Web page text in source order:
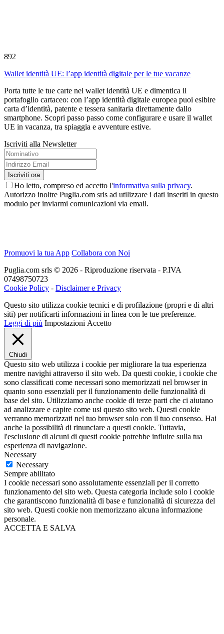
892
Wallet identità UE: l’app identità digitale per le tue vacanze
Porta tutte le tue carte nel wallet identità UE e dimentica il
portafoglio cartaceo: con l’app identità digitale europea puoi esibire
carta d’identità, patente e tessera sanitaria direttamente dallo
smartphone. Scopri passo passo come configurare e usare il wallet
UE in vacanza, tra spiaggia e avventure estive.
Iscriviti alla Newsletter
Ho letto, compreso ed accetto l'informativa sulla privacy.
Autorizzo inoltre Puglia.com srls ad utilizzare i dati inseriti in questo
modulo per inviarmi comunicazioni via email.
Promuovi la tua App Collabora con Noi
Puglia.com srls © 2026 - Riproduzione riservata - P.IVA
07498750723
Cookie Policy - Disclaimer e Privacy
Questo sito utilizza cookie tecnici e di profilazione (propri e di altri
siti) per notificarti informazioni in linea con le tue preferenze.
Leggi di più Impostazioni Accetto
Chiudi
Questo sito web utilizza i cookie per migliorare la tua esperienza
mentre navighi attraverso il sito web. Da questi cookie, i cookie che
sono classificati come necessari sono memorizzati nel browser in
quanto sono essenziali per il funzionamento delle funzionalità di
base del sito. Utilizziamo anche cookie di terze parti che ci aiutano
ad analizzare e capire come usi questo sito web. Questi cookie
verranno memorizzati nel tuo browser solo con il tuo consenso. Hai
anche la possibilità di rinunciare a questi cookie. Tuttavia,
l'esclusione di alcuni di questi cookie potrebbe influire sulla tua
esperienza di navigazione.
Necessary
Necessary
Sempre abilitato
I cookie necessari sono assolutamente essenziali per il corretto
funzionamento del sito web. Questa categoria include solo i cookie
che garantiscono funzionalità di base e funzionalità di sicurezza del
sito web. Questi cookie non memorizzano alcuna informazione
personale.
ACCETTA E SALVA